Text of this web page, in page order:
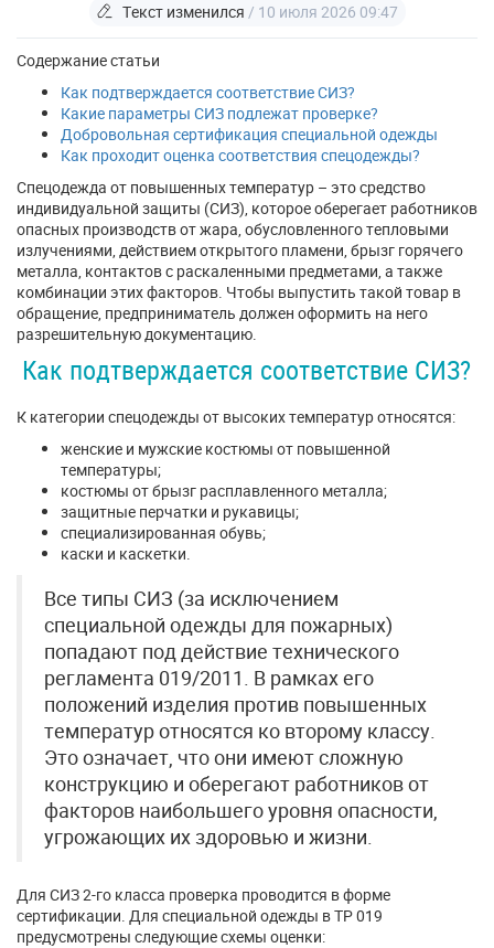
Текст изменился / 10 июля 2026 09:47
Содержание статьи
Как подтверждается соответствие СИЗ?
Какие параметры СИЗ подлежат проверке?
Добровольная сертификация специальной одежды
Как проходит оценка соответствия спецодежды?
Спецодежда от повышенных температур – это средство
индивидуальной защиты (СИЗ), которое оберегает работников
опасных производств от жара, обусловленного тепловыми
излучениями, действием открытого пламени, брызг горячего
металла, контактов с раскаленными предметами, а также
комбинации этих факторов. Чтобы выпустить такой товар в
обращение, предприниматель должен оформить на него
разрешительную документацию.
Как подтверждается соответствие СИЗ?
К категории спецодежды от высоких температур относятся:
женские и мужские костюмы от повышенной
температуры;
костюмы от брызг расплавленного металла;
защитные перчатки и рукавицы;
специализированная обувь;
каски и каскетки.
Все типы СИЗ (за исключением
специальной одежды для пожарных)
попадают под действие технического
регламента 019/2011. В рамках его
положений изделия против повышенных
температур относятся ко второму классу.
Это означает, что они имеют сложную
конструкцию и оберегают работников от
факторов наибольшего уровня опасности,
угрожающих их здоровью и жизни.
Для СИЗ 2-го класса проверка проводится в форме
сертификации. Для специальной одежды в ТР 019
предусмотрены следующие схемы оценки: